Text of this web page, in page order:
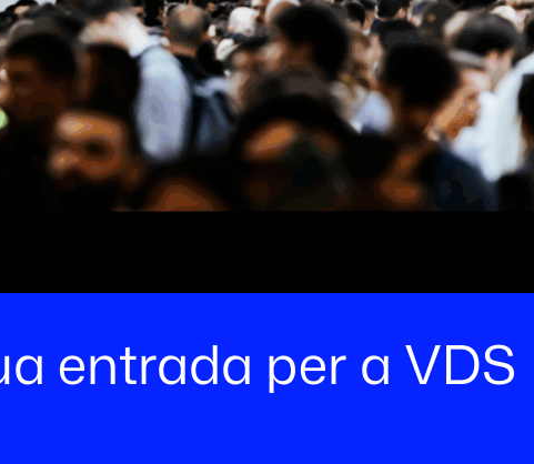
entrada per a VDS